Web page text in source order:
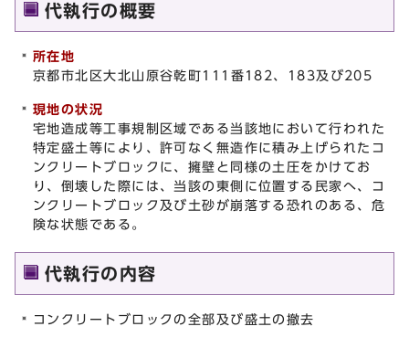
代執行の概要
所在地
京都市北区大北山原谷乾町111番182、183及び205
現地の状況
宅地造成等工事規制区域である当該地において行われた
特定盛土等により、許可なく無造作に積み上げられたコ
ンクリートブロックに、擁壁と同様の土圧をかけてお
り、倒壊した際には、当該の東側に位置する民家へ、コ
ンクリートブロック及び土砂が崩落する恐れのある、危
険な状態である。
代執行の内容
コンクリートブロックの全部及び盛土の撤去